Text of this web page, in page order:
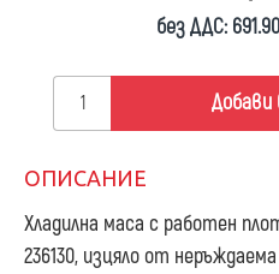
без ДДС:
Добави
ОПИСАНИЕ
Хладилна маса с работен
236130, изцяло от